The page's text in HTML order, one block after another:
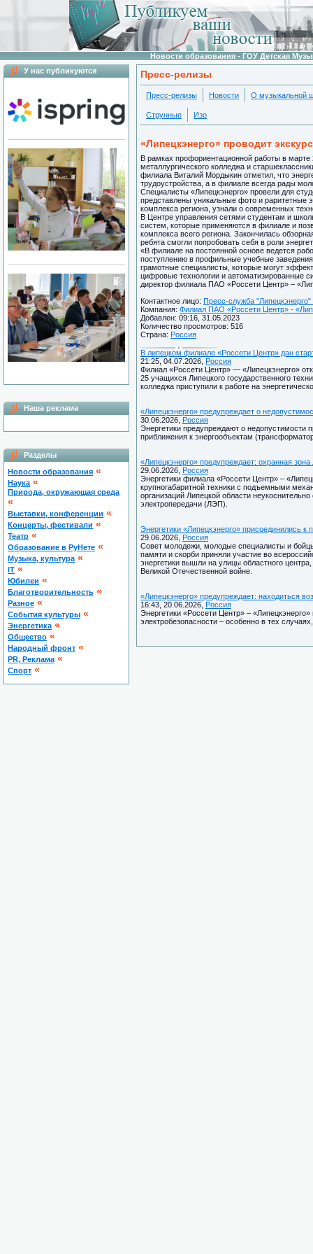
Новости образования - ГОУ Детская
У нас публикуются
Наша реклама
Разделы
Новости образования «
Наука «
Природа, окружающая среда
«
Выставки, конференции «
Концерты, фестивали «
Театр «
Образование в РуНете «
Музыка, культура «
IT «
Юбилеи «
Благотворительность «
Разное «
Cобытия культуры «
Энергетика «
Общество «
Народный фронт «
PR, Реклама «
Спорт «
Пресс-релизы
Пресс-релизы Новости О музыкальной
Струнные Изо
«Липецкэнерго» проводит
В рамках профориентационной работы в марте
металлургического колледжа и
филиала Виталий Мордыкин отметил, что
трудоустройства, а в филиале всегда рады
Специалисты «Липецкэнерго» провели для
представлены уникальные фото и раритетные
комплекса региона, узнали о современных
В Центре управления сетями студентам и
систем, которые применяются в филиале и
комплекса всего региона. Закончилась
ребята смогли попробовать себя в роли
«В филиале на постоянной основе ведется
поступлению в профильные учебные
грамотные специалисты, которые могут
цифровые технологии и автоматизированные
директор филиала ПАО «Россети Центр» –
Контактное лицо: Пресс-служба
Компания: Филиал ПАО «Россети Центр» -
Добавлен: 09:16, 31.05.2023
Количество просмотров: 516
Страна: Россия
В липецком филиале «Россети Центр» дан
21:25, 04.07.2026, Россия
Филиал «Россети Центр» — «Липецкэнерго»
25 учащихся Липецкого государственного
колледжа приступили к работе на
«Липецкэнерго» предупреждает о
30.06.2026, Россия
Энергетики предупреждают о недопустимости
приближения к энергообъектам
«Липецкэнерго» предупреждает: охранная
29.06.2026, Россия
Энергетики филиала «Россети Центр» –
крупногабаритной техники с подъемными
организаций Липецкой области
электропередачи (ЛЭП).
Энергетики «Липецкэнерго» присоединились к
29.06.2026, Россия
Совет молодежи, молодые специалисты и
памяти и скорби приняли участие во
энергетики вышли на улицы областного
Великой Отечественной войне.
«Липецкэнерго» предупреждает: находиться
16:43, 20.06.2026, Россия
Энергетики «Россети Центр» –
электробезопасности – особенно в тех